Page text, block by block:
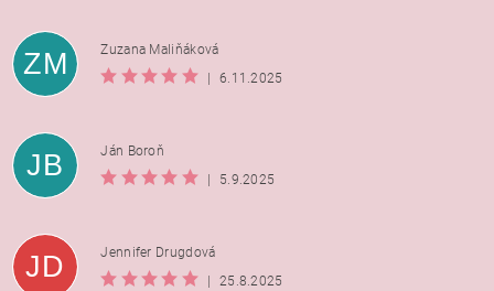
ZM
Zuzana Maliňáková
6.11.2025
JB
Ján Boroň
5.9.2025
JD
Jennifer Drugdová
25.8.2025